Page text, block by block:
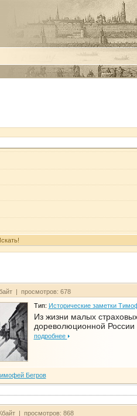
| просмотров: 678
Тип: Исторические заметки
Из жизни малых
дореволюционной России
подробнее
Бегров
| просмотров: 868